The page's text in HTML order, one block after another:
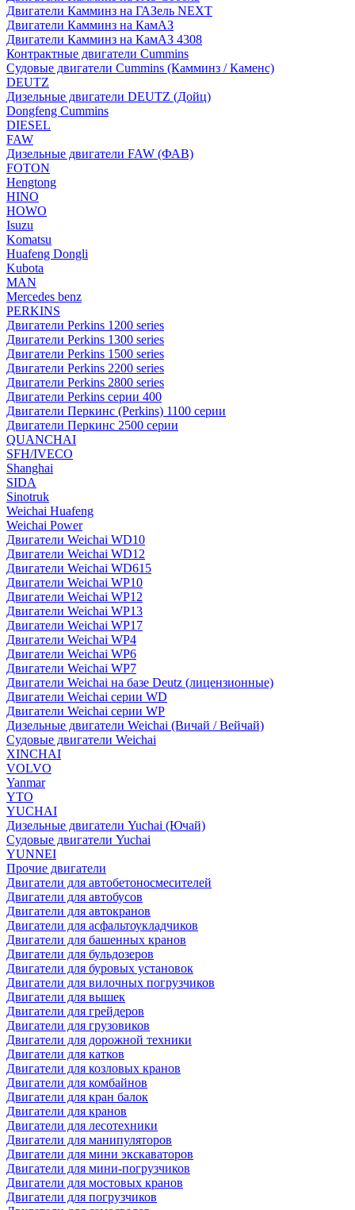
Двигатели Камминз на ГАЗель NEXT
Двигатели Камминз на КамАЗ
Двигатели Камминз на КамАЗ 4308
Контрактные двигатели Cummins
Судовые двигатели Cummins (Камминз / Каменс)
DEUTZ
Дизельные двигатели DEUTZ (Дойц)
Dongfeng Cummins
DIESEL
FAW
Дизельные двигатели FAW (ФАВ)
FOTON
Hengtong
HINO
HOWO
Isuzu
Komatsu
Huafeng Dongli
Kubota
MAN
Mercedes benz
PERKINS
Двигатели Perkins 1200 series
Двигатели Perkins 1300 series
Двигатели Perkins 1500 series
Двигатели Perkins 2200 series
Двигатели Perkins 2800 series
Двигатели Perkins серии 400
Двигатели Перкинс (Perkins) 1100 серии
Двигатели Перкинс 2500 серии
QUANCHAI
SFH/IVECO
Shanghai
SIDA
Sinotruk
Weichai Huafeng
Weichai Power
Двигатели Weichai WD10
Двигатели Weichai WD12
Двигатели Weichai WD615
Двигатели Weichai WP10
Двигатели Weichai WP12
Двигатели Weichai WP13
Двигатели Weichai WP17
Двигатели Weichai WP4
Двигатели Weichai WP6
Двигатели Weichai WP7
Двигатели Weichai на базе Deutz (лицензионные)
Двигатели Weichai серии WD
Двигатели Weichai серии WP
Дизельные двигатели Weichai (Вичай / Вейчай)
Судовые двигатели Weichai
XINCHAI
VOLVO
Yanmar
YTO
YUCHAI
Дизельные двигатели Yuchai (Ючай)
Судовые двигатели Yuchai
YUNNEI
Прочие двигатели
Двигатели для автобетоносмесителей
Двигатели для автобусов
Двигатели для автокранов
Двигатели для асфальтоукладчиков
Двигатели для башенных кранов
Двигатели для бульдозеров
Двигатели для буровых установок
Двигатели для вилочных погрузчиков
Двигатели для вышек
Двигатели для грейдеров
Двигатели для грузовиков
Двигатели для дорожной техники
Двигатели для катков
Двигатели для козловых кранов
Двигатели для комбайнов
Двигатели для кран балок
Двигатели для кранов
Двигатели для лесотехники
Двигатели для манипуляторов
Двигатели для мини экскаваторов
Двигатели для мини-погрузчиков
Двигатели для мостовых кранов
Двигатели для погрузчиков